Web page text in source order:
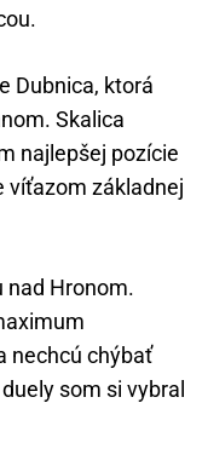
Dubnica, ktorá
Skalica
najlepšej pozície
víťazom základnej
nad Hronom.
nechcú chýbať
som si vybral